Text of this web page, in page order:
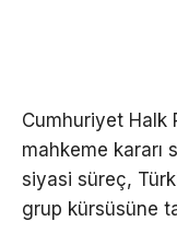
Cumhuriyet Halk
mahkeme kararı
siyasi süreç,
grup kürsüsüne